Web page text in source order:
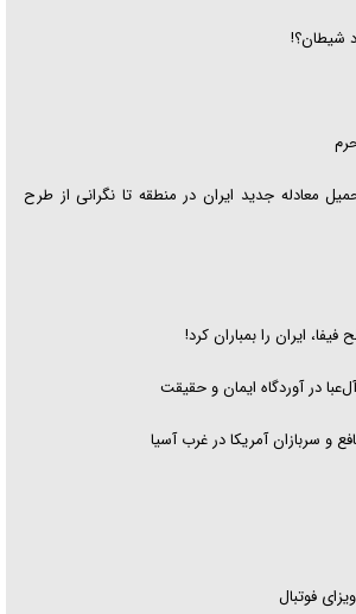
شیطان؟!
معادله جدید ایران در منطقه تا نگرانی از طرح
ایران را بمباران کرد!
در آوردگاه ایمان و حقیقت
و سربازان آمریکا در غرب آسیا
فوتبال